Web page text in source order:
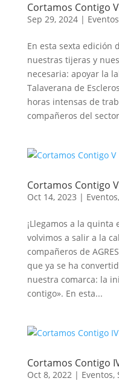
Cortamos Contigo
Sep 29, 2024| Eventos
En esta sexta edición
nuestras tijeras y
necesaria: apoyar la
Talaverana de
horas intensas de
compañeros del
Cortamos Contigo V
Oct 14, 2023 | Eventos,
¡Llegamos a la
volvimos a salir a la
compañeros de
que ya se ha
nuestra comarca: la
contigo». En esta...
Cortamos Contigo
Oct 8, 2022| Eventos,